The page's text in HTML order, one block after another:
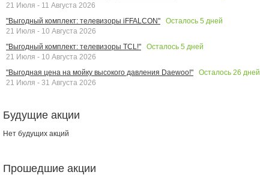
21 Июля - 11 Августа 2026
"Выгодный комплект: телевизоры iFFALCON"
Осталось 5 дней
21 Июля - 10 Августа 2026
"Выгодный комплект: телевизоры TCL!"
Осталось 5 дней
21 Июля - 10 Августа 2026
"Выгодная цена на мойку высокого давления Daewoo!"
Осталось 26 дней
21 Июля - 31 Августа 2026
Будущие акции
Нет будущих акций
Прошедшие акции